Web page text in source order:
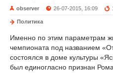
observer 26-07-2015, 16:09
Политика
Именно по этим параметрам
чемпионата под названием
состоялся в доме культуры
был единогласно признан